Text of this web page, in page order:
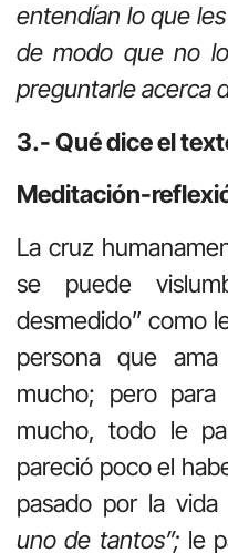
entendían lo que
de modo que no
preguntarle acerca
3.- Qué dice el
Meditación-
La cruz
se puede
desmedido” como
persona que
mucho; pero
mucho, todo le
pareció poco el
pasado por la vida
uno de tantos”; le